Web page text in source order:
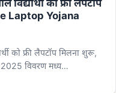
को फ्री लैपटॉप
Laptop Yojana
को फ्री लैपटॉप मिलना शुरू,
विवरण मध्य…